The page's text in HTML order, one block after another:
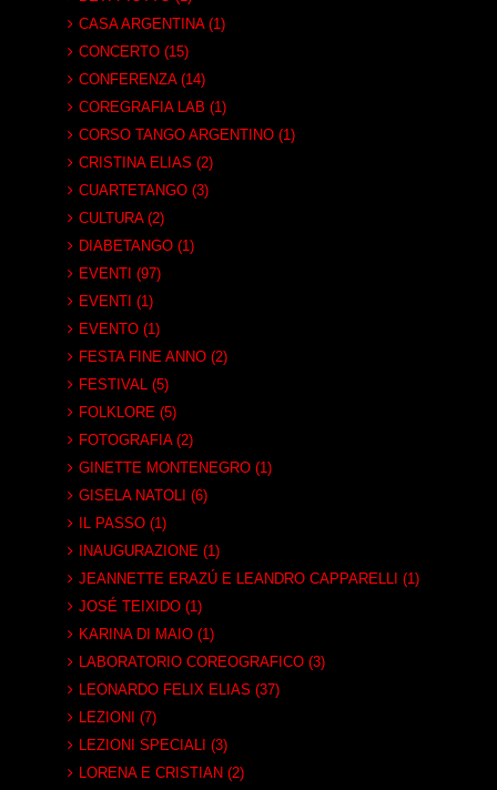
CASA ARGENTINA (1)
CONCERTO (15)
CONFERENZA (14)
COREGRAFIA LAB (1)
CORSO TANGO ARGENTINO (1)
CRISTINA ELIAS (2)
CUARTETANGO (3)
CULTURA (2)
DIABETANGO (1)
EVENTI (97)
EVENTI (1)
EVENTO (1)
FESTA FINE ANNO (2)
FESTIVAL (5)
FOLKLORE (5)
FOTOGRAFIA (2)
GINETTE MONTENEGRO (1)
GISELA NATOLI (6)
IL PASSO (1)
INAUGURAZIONE (1)
JEANNETTE ERAZÚ E LEANDRO CAPPARELLI (1)
JOSÉ TEIXIDO (1)
KARINA DI MAIO (1)
LABORATORIO COREOGRAFICO (3)
LEONARDO FELIX ELIAS (37)
LEZIONI (7)
LEZIONI SPECIALI (3)
LORENA E CRISTIAN (2)